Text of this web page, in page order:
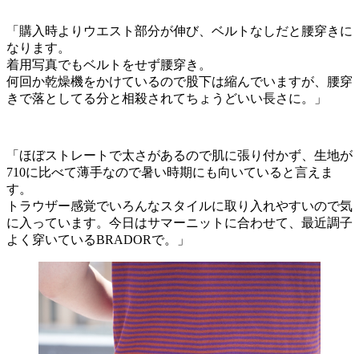
「購入時よりウエスト部分が伸び、ベルトなしだと腰穿きに
なります。
着用写真でもベルトをせず腰穿き。
何回か乾燥機をかけているので股下は縮んでいますが、腰穿
きで落としてる分と相殺されてちょうどいい長さに。」
「ほぼストレートで太さがあるので肌に張り付かず、生地が
710に比べて薄手なので暑い時期にも向いていると言えま
す。
トラウザー感覚でいろんなスタイルに取り入れやすいので気
に入っています。今日はサマーニットに合わせて、最近調子
よく穿いているBRADORで。」